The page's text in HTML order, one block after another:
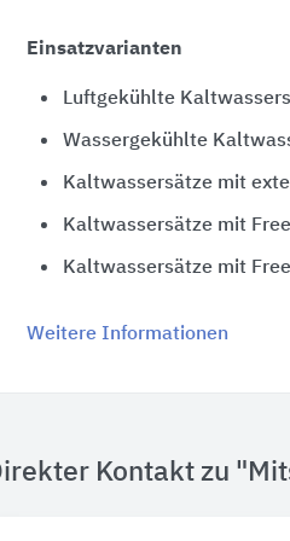
Einsatzvarianten
Luftgekühlte
Wassergekühlte
Kaltwassersätze mit
Kaltwassersätze mit
Kaltwassersätze mit
Weitere Informationen
Kontakt zu